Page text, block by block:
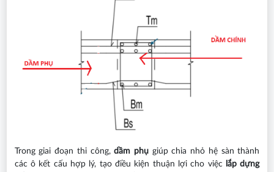
Trong giai đoạn thi công,dầm phụ giúp chia nhỏ hệ sàn thành
các ô kết cấu hợp lý, tạo điều kiện thuận lợi cho việc
lắp dựng